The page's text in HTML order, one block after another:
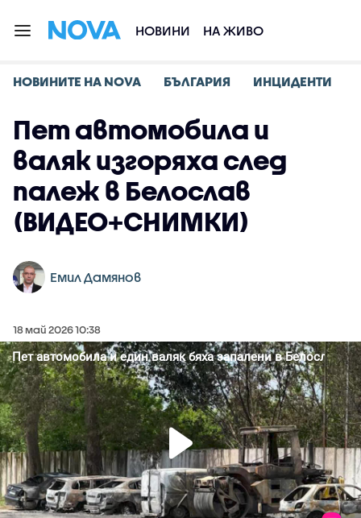
НОВИНИ НА ЖИВО
НОВИНИТЕ НА NOVA БЪЛГАРИЯ ИНЦИДЕНТИ
Пет автомобила и
валяк изгоряха след
палеж в Белослав
(ВИДЕО+СНИМКИ)
Емил Дамянов
18 май 2026 10:38